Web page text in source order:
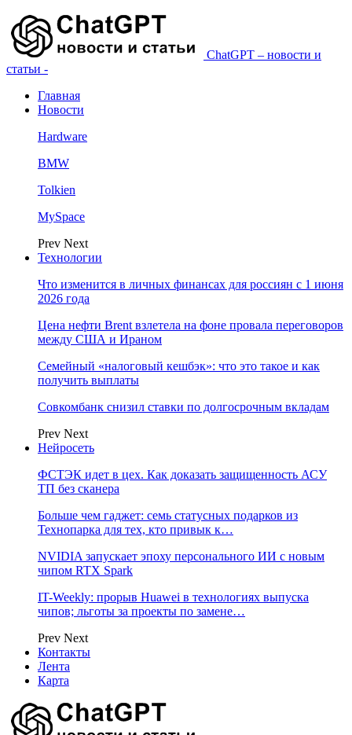
ChatGPT – новости и
статьи -
Главная
Новости
Hardware
BMW
Tolkien
MySpace
Prev Next
Технологии
Что изменится в личных финансах для россиян с 1 июня
2026 года
Цена нефти Brent взлетела на фоне провала переговоров
между США и Ираном
Семейный «налоговый кешбэк»: что это такое и как
получить выплаты
Совкомбанк снизил ставки по долгосрочным вкладам
Prev Next
Нейросеть
ФСТЭК идет в цех. Как доказать защищенность АСУ
ТП без сканера
Больше чем гаджет: семь статусных подарков из
Технопарка для тех, кто привык к…
NVIDIA запускает эпоху персонального ИИ с новым
чипом RTX Spark
IT-Weekly: прорыв Huawei в технологиях выпуска
чипов; льготы за проекты по замене…
Prev Next
Контакты
Лента
Карта